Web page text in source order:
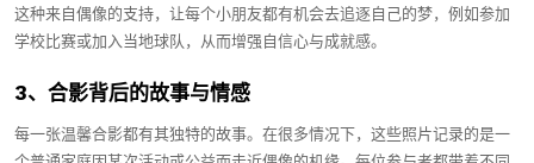
这种来自偶像的支持，让每个小朋友都有机会去追逐自己的梦，例如参加
学校比赛或加入当地球队，从而增强自信心与成就感。
3、合影背后的故事与情感
每一张温馨合影都有其独特的故事。在很多情况下，这些照片记录的是一